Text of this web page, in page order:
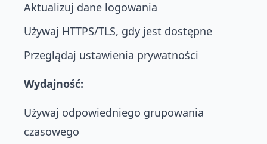
Aktualizuj dane logowania
Używaj HTTPS/TLS, gdy jest dostępne
Przeglądaj ustawienia prywatności
Wydajność:
Używaj odpowiedniego grupowania
czasowego